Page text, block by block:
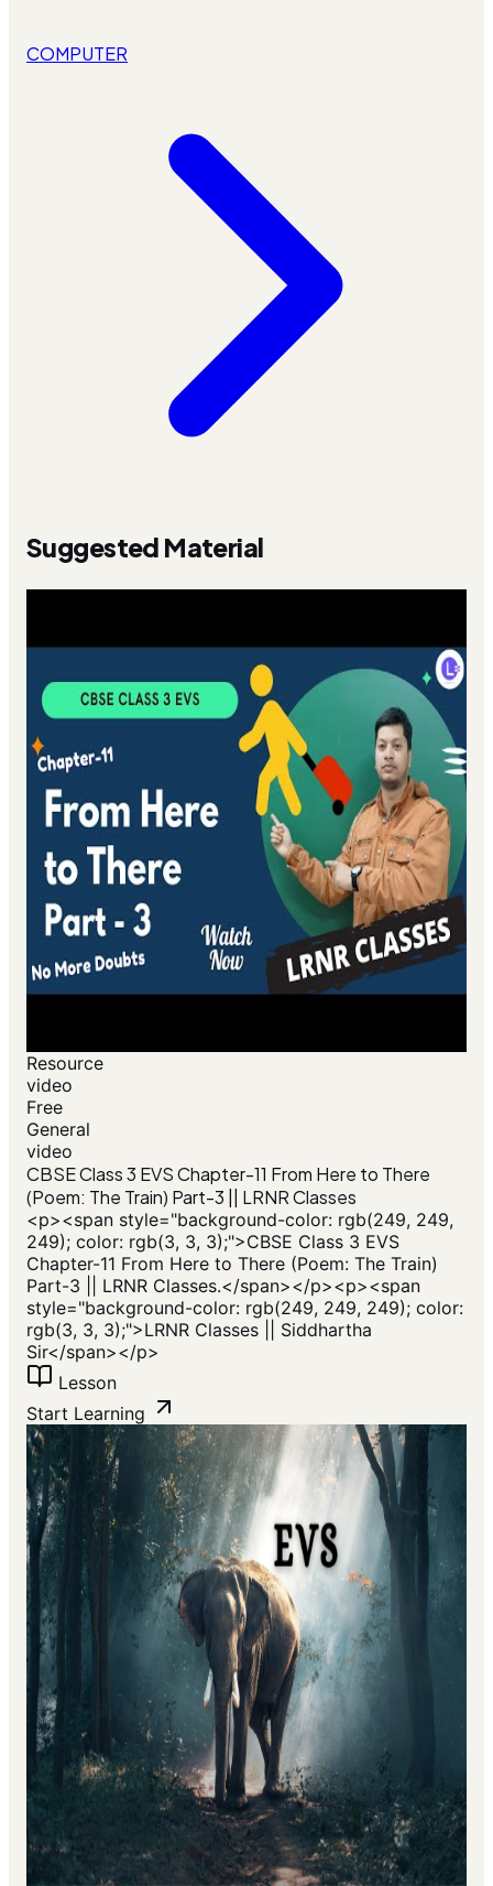
COMPUTER
Suggested Material
Resource
video
Free
General
video
CBSE Class 3 EVS Chapter-11 From Here to There
(Poem: The Train) Part-3 || LRNR Classes
<p><span style="background-color: rgb(249, 249,
249); color: rgb(3, 3, 3);">CBSE Class 3 EVS
Chapter-11 From Here to There (Poem: The Train)
Part-3 || LRNR Classes.</span></p><p><span
style="background-color: rgb(249, 249, 249); color:
rgb(3, 3, 3);">LRNR Classes || Siddhartha
Sir</span></p>
Lesson
Start Learning